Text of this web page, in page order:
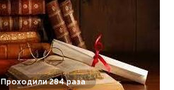
Проходили 284 раза